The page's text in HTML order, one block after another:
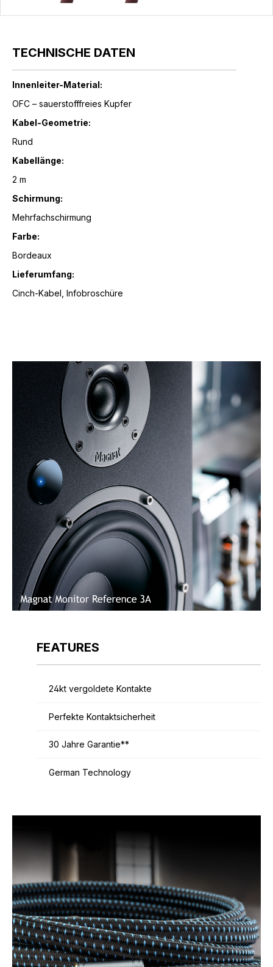
TECHNISCHE DATEN
Innenleiter-Material:
OFC – sauerstofffreies Kupfer
Kabel-Geometrie:
Rund
Kabellänge:
2 m
Schirmung:
Mehrfachschirmung
Farbe:
Bordeaux
Lieferumfang:
Cinch-Kabel, Infobroschüre
FEATURES
24kt vergoldete Kontakte
Perfekte Kontaktsicherheit
30 Jahre Garantie**
German Technology